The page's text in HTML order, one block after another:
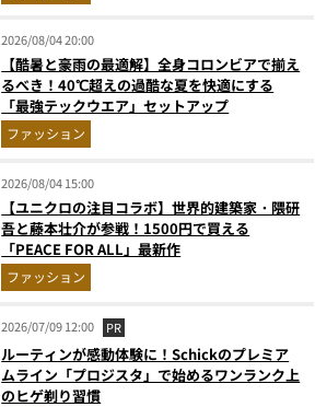
2026/08/04 20:00
【酷暑と豪雨の最適解】全身コロンビアで揃え
るべき！40℃超えの過酷な夏を快適にする
「最強テックウエア」セットアップ
ファッション
2026/08/04 15:00
【ユニクロの注目コラボ】世界的建築家・隈研
吾と藤本壮介が参戦！1500円で買える
「PEACE FOR ALL」最新作
ファッション
2026/07/09 12:00 PR
ルーティンが感動体験に！Schickのプレミア
ムライン「プロジスタ」で始めるワンランク上
のヒゲ剃り習慣